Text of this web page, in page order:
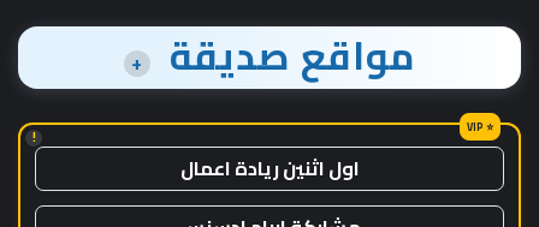
مواقع صديقة +
!
اول اثنين ريادة اعمال